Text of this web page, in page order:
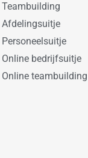
Teambuilding
Afdelingsuitje
Personeelsuitje
Online bedrijfsuitje
Online teambuilding